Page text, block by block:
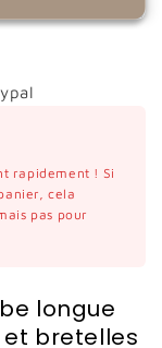
rapidement ! Si
cela
pas pour
longue
bretelles